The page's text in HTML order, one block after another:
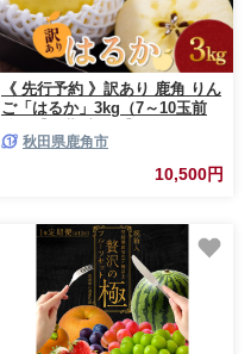
《 先行予約 》訳あり 鹿角 りん
ご「はるか」3kg（7～10玉前
月上旬発送開始 リンゴ 林檎 家
庭用 訳あり みずみずしい 果汁
完熟 旬 県産りんご お中元 お歳
ト 故郷 秋田 あきた 鹿角市 鹿
角 送料無料
秋田県鹿角市
10,500円